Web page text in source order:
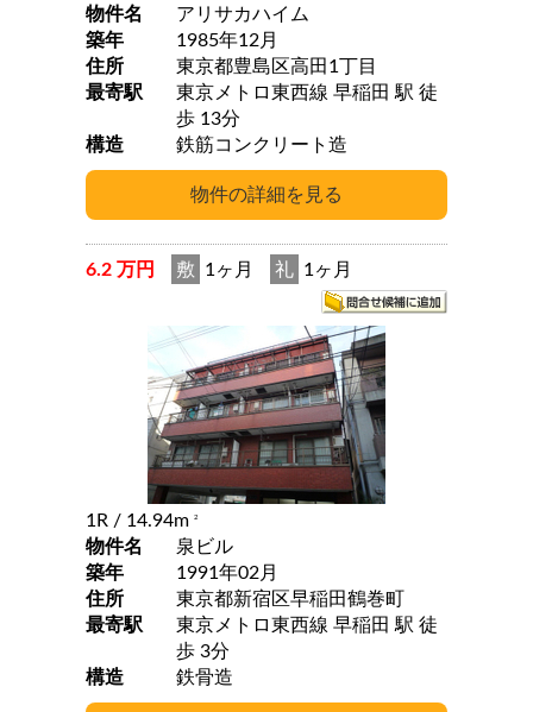
物件名
アリサカハイム
築年
1985年12月
住所
東京都豊島区高田1丁目
最寄駅
東京メトロ東西線 早稲田 駅 徒
歩 13分
構造
鉄筋コンクリート造
6.2 万円 敷 1ヶ月 礼 1ヶ月
1R / 14.94m 2
物件名
泉ビル
築年
1991年02月
住所
東京都新宿区早稲田鶴巻町
最寄駅
東京メトロ東西線 早稲田 駅 徒
歩 3分
構造
鉄骨造